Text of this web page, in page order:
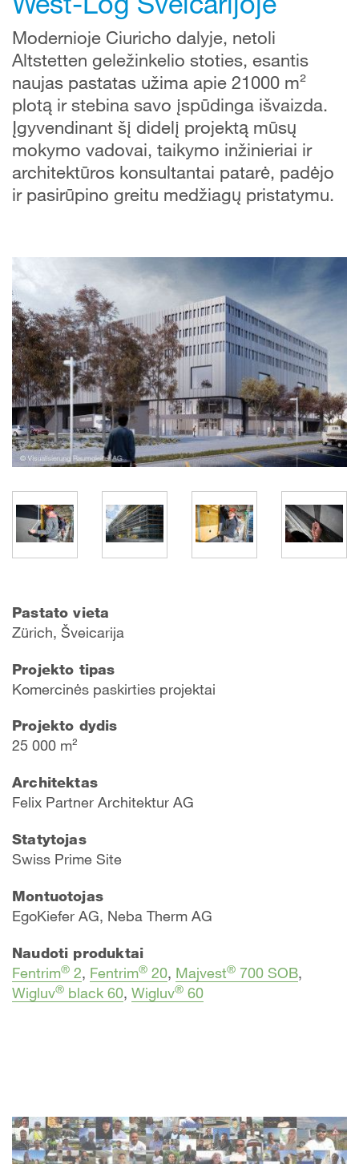
Modernioje Ciuricho dalyje, netoli
Altstetten geležinkelio stoties, esantis
naujas pastatas užima apie 21000 m²
plotą ir stebina savo įspūdinga išvaizda.
Įgyvendinant šį didelį projektą mūsų
mokymo vadovai, taikymo inžinieriai ir
architektūros konsultantai patarė, padėjo
ir pasirūpino greitu medžiagų pristatymu.
Pastato vieta
Zürich, Šveicarija
Projekto tipas
Komercinės paskirties projektai
Projekto dydis
25 000 m²
Architektas
Felix Partner Architektur AG
Statytojas
Swiss Prime Site
Montuotojas
EgoKiefer AG, Neba Therm AG
Naudoti produktai
Fentrim® 2, Fentrim® 20, Majvest® 700 SOB,
Wigluv® black 60, Wigluv® 60